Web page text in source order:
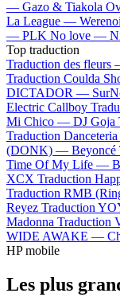
— Gazo & Tiakola
La League —
— PLK No love —
Top traduction
Traduction des fleurs
Traduction Coulda
DICTADOR —
Electric Callboy
Mi Chico — DJ Goja
Traduction
(DONK) — Beyoncé
Time Of My Life —
XCX Traduction
Traduction RMB
Reyez Traduction
Madonna Traduction
WIDE AWAKE —
HP mobile
Les plus